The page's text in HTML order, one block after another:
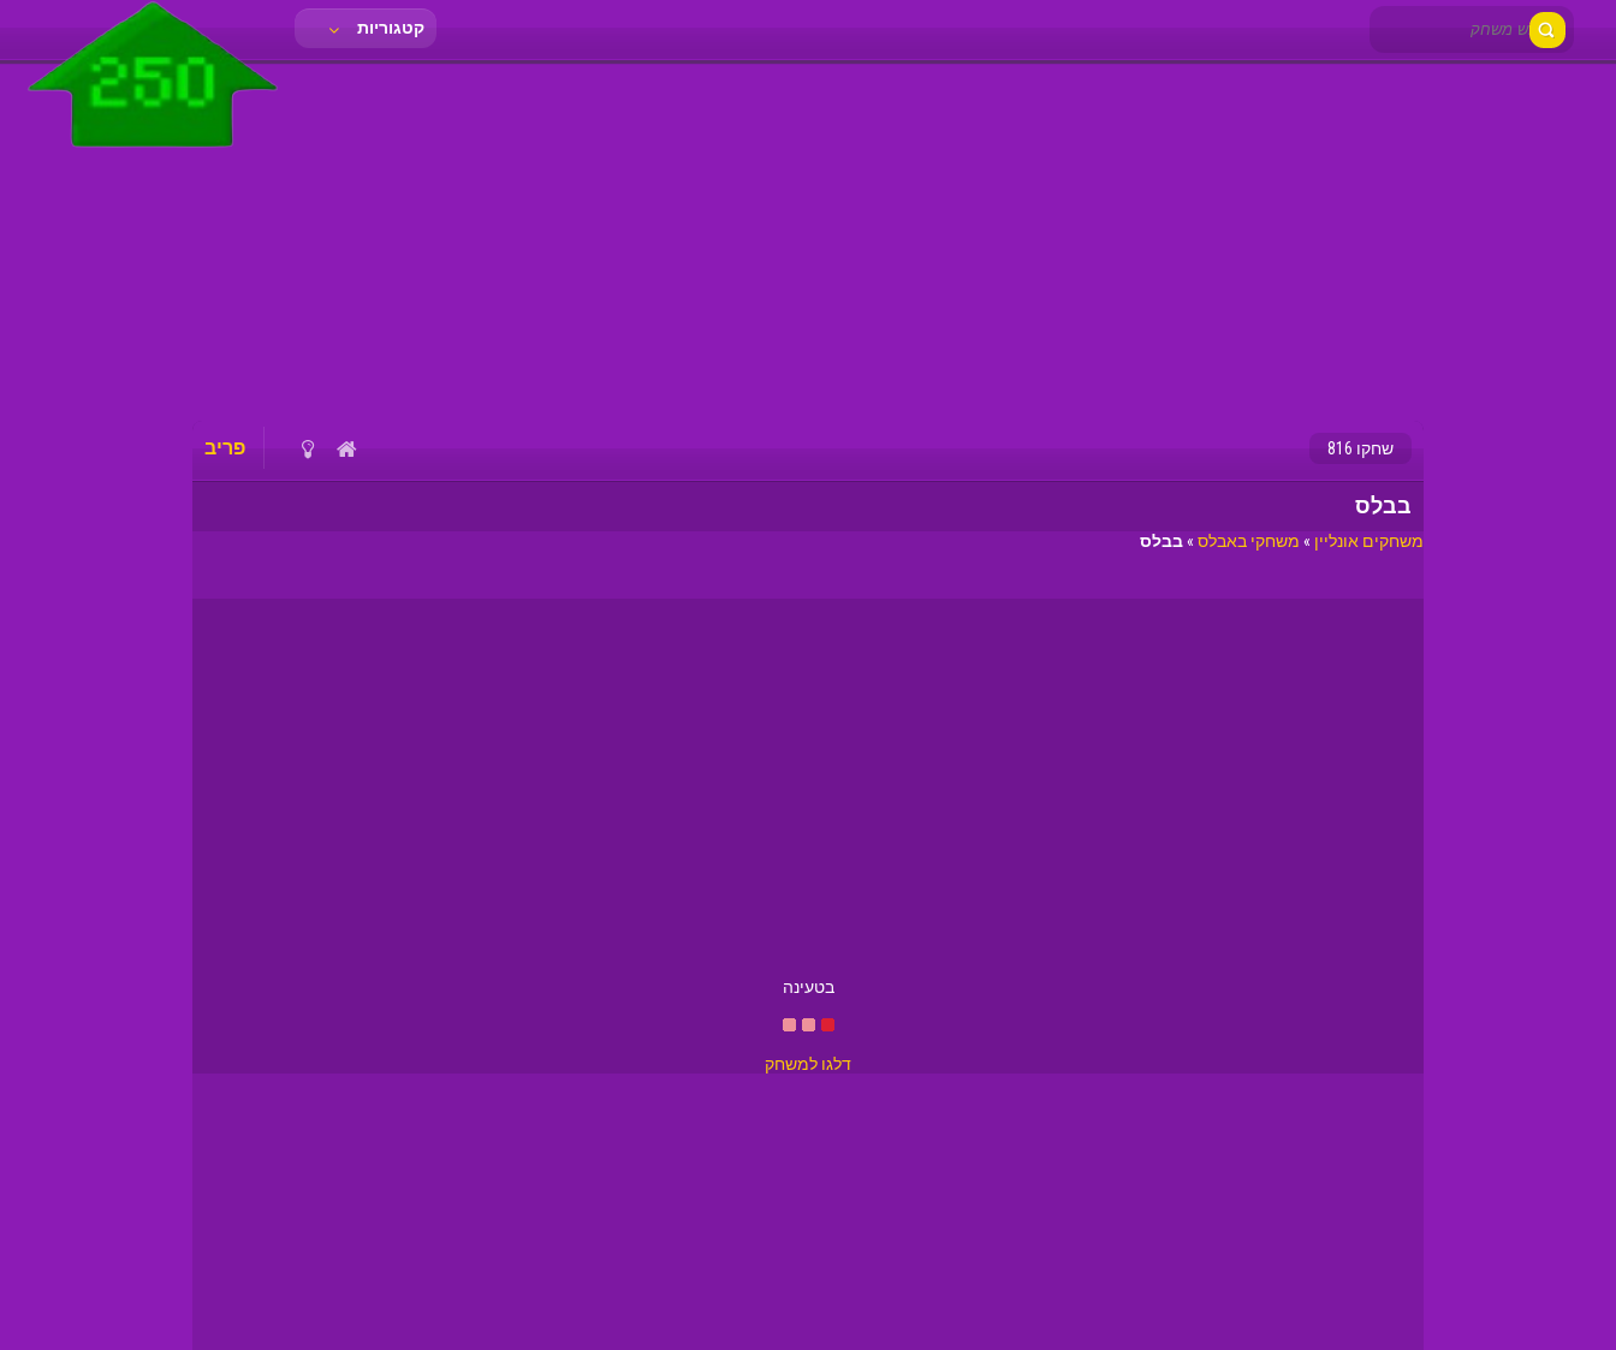
קטגוריות
פריב שחקו 816
בבלס
משחקים אונליין » משחקי באבלס »בבלס
בטעינה
דלגו למשחק